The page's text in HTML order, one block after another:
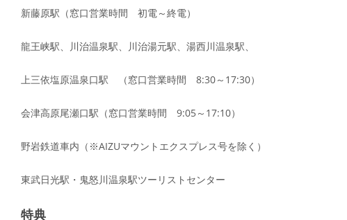
新藤原駅（窓口営業時間 初電～終電）
龍王峡駅、川治温泉駅、川治湯元駅、湯西川温泉駅、
上三依塩原温泉口駅 （窓口営業時間 8:30～17:30）
会津高原尾瀬口駅（窓口営業時間 9:05～17:10）
野岩鉄道車内（※AIZUマウントエクスプレス号を除く）
東武日光駅・鬼怒川温泉駅ツーリストセンター
特典